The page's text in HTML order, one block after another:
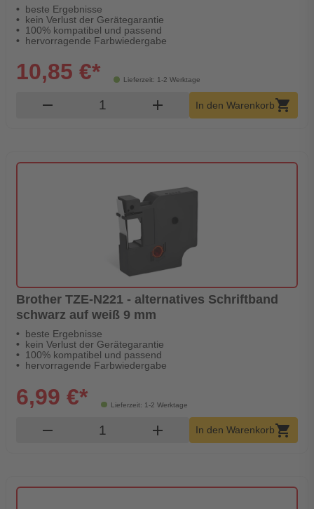
beste Ergebnisse
kein Verlust der Gerätegarantie
100% kompatibel und passend
hervorragende Farbwiedergabe
Lieferzeit: 1-2 Werktage
10,85 €*
remove Produkt Warenkorb Menge
add In den Warenkorbshopping_cart
Brother TZE-N221 - alternatives Schriftband
schwarz auf weiß 9 mm
beste Ergebnisse
kein Verlust der Gerätegarantie
100% kompatibel und passend
hervorragende Farbwiedergabe
Lieferzeit: 1-2 Werktage
6,99 €*
remove Produkt Warenkorb Menge
add In den Warenkorbshopping_cart